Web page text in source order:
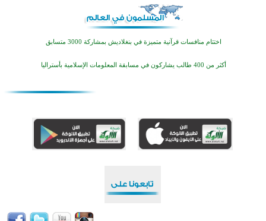
اختتام منافسات قرآنية متميزة في بنغلاديش بمشاركة 3000 متسابق
أكثر من 400 طالب يشاركون في مسابقة المعلومات الإسلامية بأستراليا
أكبر مشروع إسلامي في ريف أستراليا يفتتح أبوابه بعد سنوات من العمل والعطاء
اختتام الدورة التاسعة لمسابقة حفظ وتلاوة القرآن الكريم في أزناكاييف